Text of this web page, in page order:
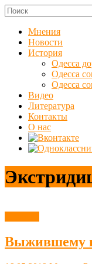
Skip
to
content
Куликовец
Сайт
одесского
сопротивления
Мнения
Новости
История
Одесса
Одесса
Одесса
Видео
Литература
Контакты
О нас
Выжившему в